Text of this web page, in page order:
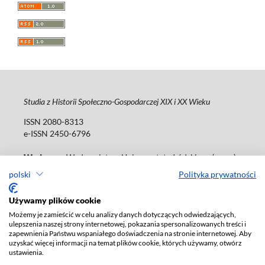
polski Polityka prywatności
Używamy plików cookie
Możemy je zamieścić w celu analizy danych dotyczących odwiedzających,
ulepszenia naszej strony internetowej, pokazania spersonalizowanych treści i
zapewnienia Państwu wspaniałego doświadczenia na stronie internetowej. Aby
uzyskać więcej informacji na temat plików cookie, których używamy, otwórz
ustawienia.
Studia z Historii Społeczno-Gospodarczej XIX i XX Wieku
ISSN 2080-8313
e-ISSN 2450-6796
Wydawca: Wydawnictwo Uniwersytetu Łódzkiego (www)
Tel.: 42 235 01 65, fax: 42 66 55 86
Deklaracja dostępności